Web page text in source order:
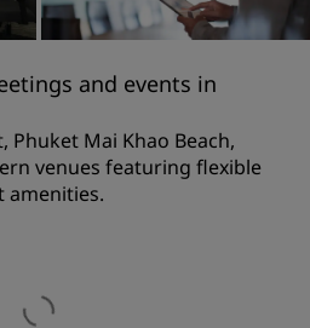
and events in
Phuket Mai Khao Beach,
venues featuring flexible
amenities.